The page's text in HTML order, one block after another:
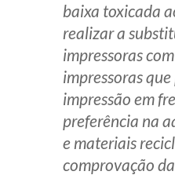
baixa toxicada
realizar a
impressoras
impressoras
impressão em
preferência na
e materiais
comprovação